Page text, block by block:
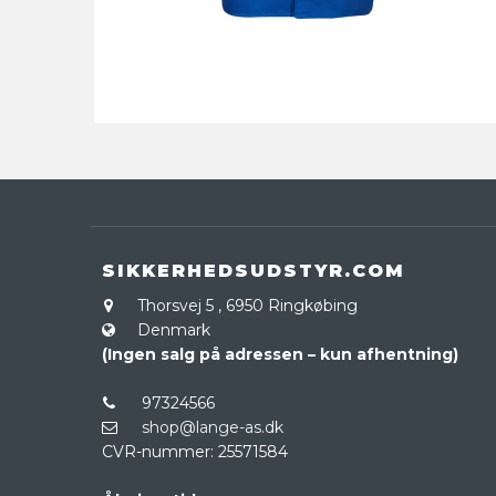
SIKKERHEDSUDSTYR.COM
Thorsvej 5 , 6950 Ringkøbing
Denmark
(Ingen salg på adressen – kun afhentning)
97324566
shop@lange-as.dk
CVR-nummer: 25571584